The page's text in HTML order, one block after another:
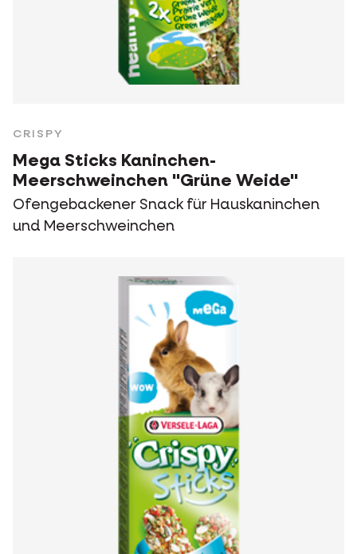
CRISPY
Mega Sticks Kaninchen-
Meerschweinchen "Grüne Weide"
Ofengebackener Snack für Hauskaninchen
und Meerschweinchen